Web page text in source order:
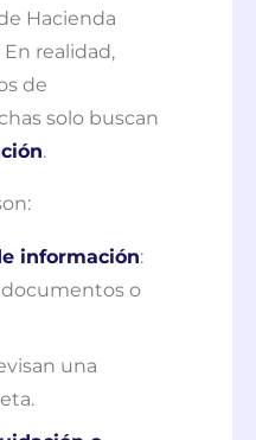
Hacienda
realidad,
de
solo buscan
.
información:
o
una